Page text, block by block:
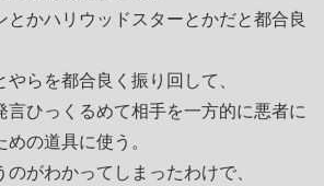
とかハリウッドスターとかだと都合良
らを都合良く振り回して、
言ひっくるめて相手を一方的に悪者に
の道具に使う。
がわかってしまったわけで、